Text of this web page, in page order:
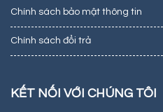
Chính sách bảo mật thông tin
Chính sách đổi trả
KẾT NỐI VỚI CHÚNG TÔI